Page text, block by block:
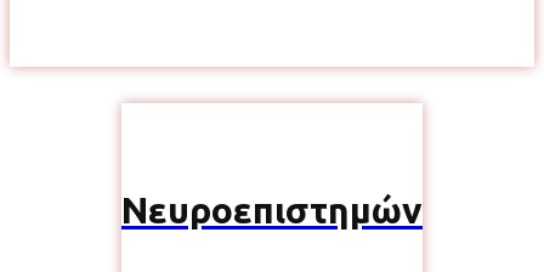
Νευροεπιστημών